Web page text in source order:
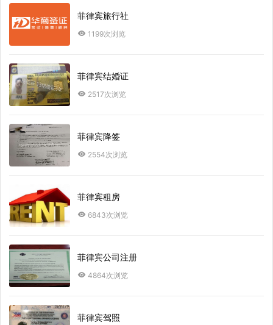
菲律宾旅行社
1199次浏览
菲律宾结婚证
2517次浏览
菲律宾降签
2554次浏览
菲律宾租房
6843次浏览
菲律宾公司注册
4864次浏览
菲律宾驾照